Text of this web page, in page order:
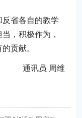
省各自的教学
，积极作为，
贡献。
通讯员 周维